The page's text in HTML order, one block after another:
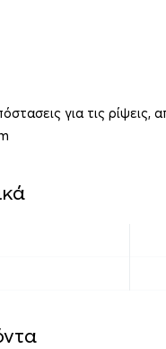
για τις ρίψεις,